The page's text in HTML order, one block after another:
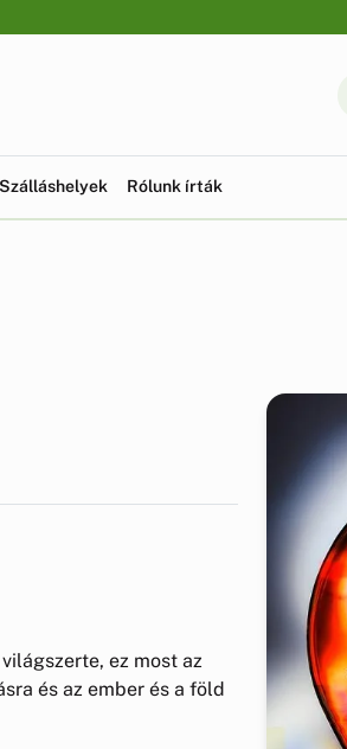
Szálláshelyek Rólunk írták
ez most az
és az ember és a föld